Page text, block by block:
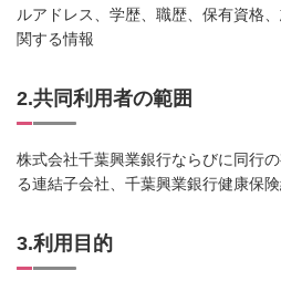
ルアドレス、学歴、職歴、保有資格
関する情報
2.共同利用者の範囲
株式会社千葉興業銀行ならびに同行
る連結子会社、千葉興業銀行健康保
3.利用目的